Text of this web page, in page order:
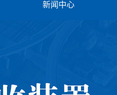
新闻中心